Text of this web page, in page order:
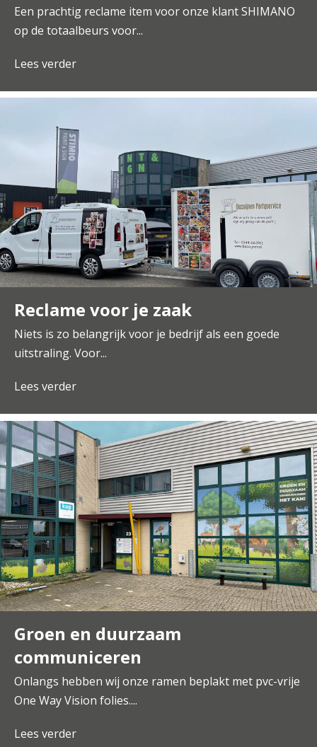
Een prachtig reclame item voor onze klant SHIMANO
op de totaalbeurs voor...
Lees verder
Reclame voor je zaak
Niets is zo belangrijk voor je bedrijf als een goede
uitstraling. Voor...
Lees verder
Groen en duurzaam
communiceren
Onlangs hebben wij onze ramen beplakt met pvc-vrije
One Way Vision folies....
Lees verder